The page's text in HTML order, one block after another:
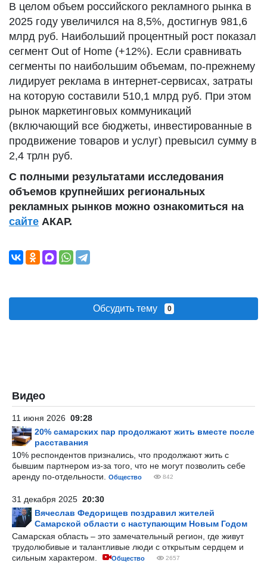
В целом объем российского рекламного рынка в
2025 году увеличился на 8,5%, достигнув 981,6
млрд руб. Наибольший процентный рост показал
сегмент Out of Home (+12%). Если сравнивать
сегменты по наибольшим объемам, по-прежнему
лидирует реклама в интернет-сервисах, затраты
на которую составили 510,1 млрд руб. При этом
рынок маркетинговых коммуникаций
(включающий все бюджеты, инвестированные в
продвижение товаров и услуг) превысил сумму в
2,4 трлн руб.
С полными результатами исследования
объемов крупнейших региональных
рекламных рынков можно ознакомиться на
сайте АКАР.
Обсудить тему 0
Видео
11 июня 2026 09:28
20% самарских пар продолжают жить вместе после
расставания
10% респондентов признались, что продолжают жить с
бывшим партнером из-за того, что не могут позволить себе
аренду по-отдельности.
Общество 842
31 декабря 2025 20:30
Вячеслав Федорищев поздравил жителей
Самарской области с наступающим Новым Годом
Самарская область – это замечательный регион, где живут
трудолюбивые и талантливые люди с открытым сердцем и
сильным характером.
Общество 2657